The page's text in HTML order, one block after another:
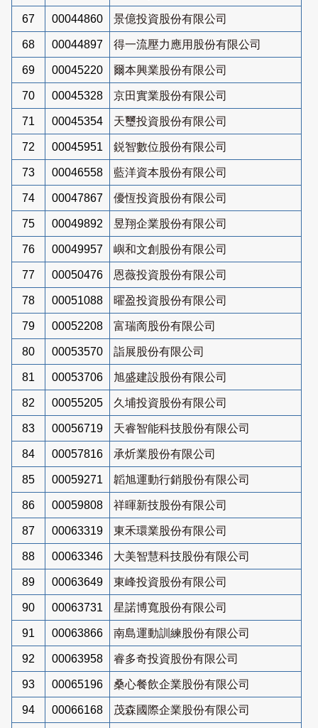
67 00044860 景億投資股份有限公司
68 00044897 得一流壓力應用股份有限公司
69 00045220 爾本興業股份有限公司
70 00045328 京田實業股份有限公司
71 00045354 天璽投資股份有限公司
72 00045951 鋭智數位股份有限公司
73 00046558 藍洋資本股份有限公司
74 00047867 優恆投資股份有限公司
75 00049892 昱翔企業股份有限公司
76 00049957 嶼和文創股份有限公司
77 00050476 恩薇投資股份有限公司
78 00051088 曜盈投資股份有限公司
79 00052208 富瑞啇股份有限公司
80 00053570 詣展股份有限公司
81 00053706 旭盛建設股份有限公司
82 00055205 久埔投資股份有限公司
83 00056719 天睿智能科技股份有限公司
84 00057816 承炘業股份有限公司
85 00059271 韜旭運動行銷股份有限公司
86 00059808 祥暉新技股份有限公司
87 00063319 東禾環業股份有限公司
88 00063346 大美智慧科技股份有限公司
89 00063649 東峰投資股份有限公司
90 00063731 星諾博寬股份有限公司
91 00063866 南島運動訓練股份有限公司
92 00063958 睿多奇投資股份有限公司
93 00065196 桑心餐飲企業股份有限公司
94 00066168 茂森國際企業股份有限公司